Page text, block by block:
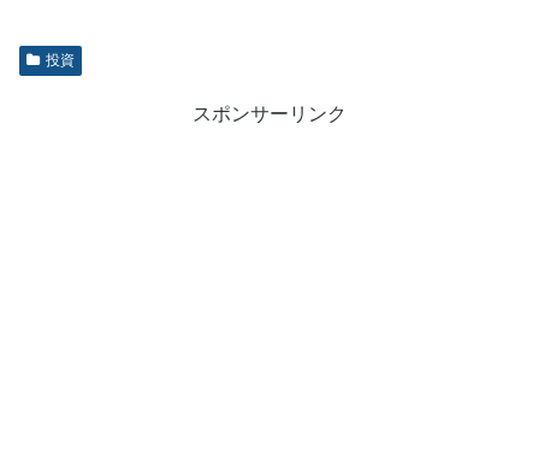
投資
スポンサーリンク